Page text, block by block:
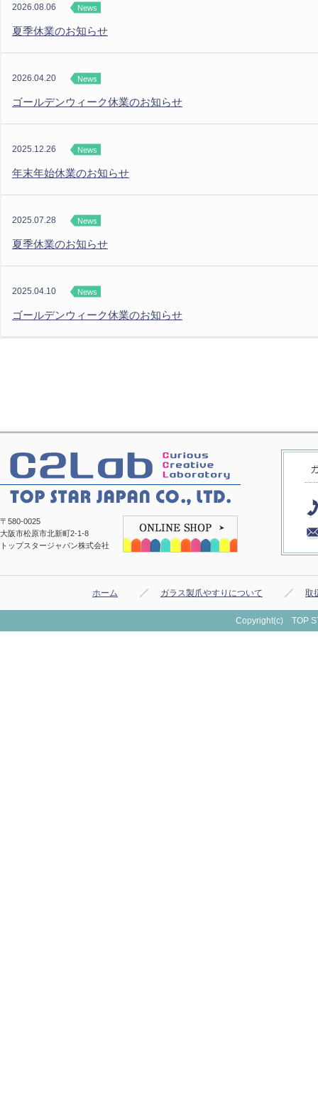
2026.08.06 News
夏季休業のお知らせ
2026.04.20 News
ゴールデンウィーク休業のお知らせ
2025.12.26 News
年末年始休業のお知らせ
2025.07.28 News
夏季休業のお知らせ
2025.04.10 News
ゴールデンウィーク休業のお知らせ
〒580-0025
大阪市松原市北新町2-1-8
トップスタージャパン株式会社
ホーム ガラス製爪やすりについて 取
Copyright(c) TOP